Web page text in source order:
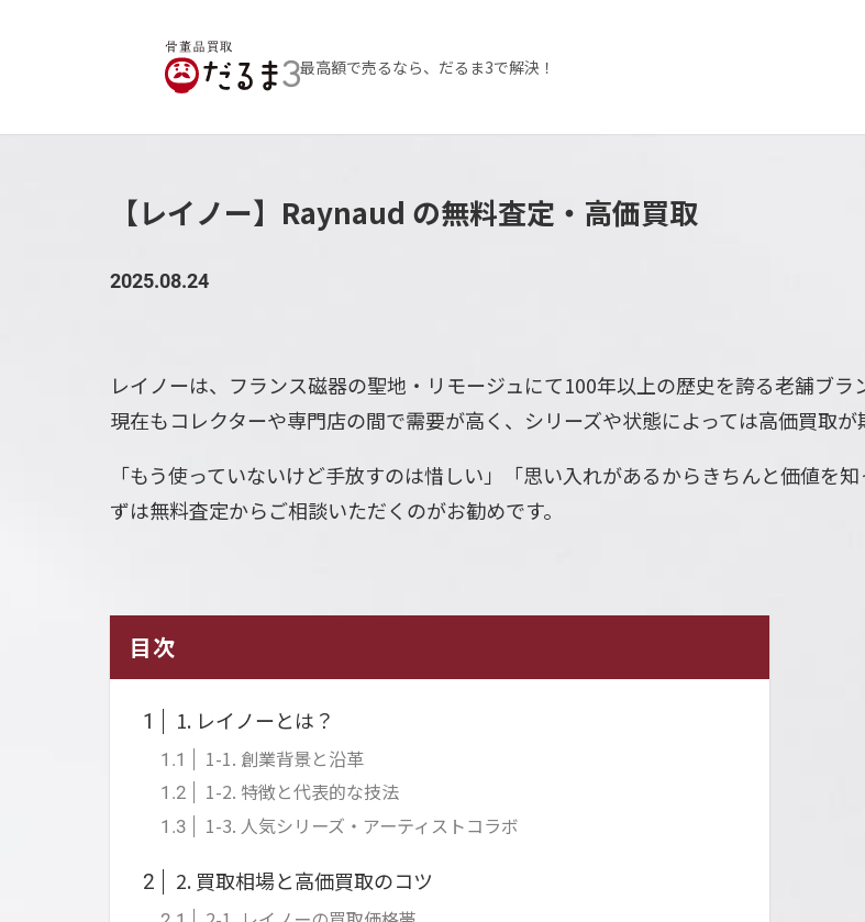
最高額で売るなら、だるま3で解決！
【レイノー】Raynaud の無料査定・高価買取
2025.08.24
レイノーは、フランス磁器の聖地・リモージュにて100年以上の歴史を誇る老舗ブラ
現在もコレクターや専門店の間で需要が高く、シリーズや状態によっては高価買取が
「もう使っていないけど手放すのは惜しい」「思い入れがあるからきちんと価値を
ずは無料査定からご相談いただくのがお勧めです。
目次
1 1. レイノーとは？
1.1 1-1. 創業背景と沿革
1.2 1-2. 特徴と代表的な技法
1.3 1-3. 人気シリーズ・アーティストコラボ
2 2. 買取相場と高価買取のコツ